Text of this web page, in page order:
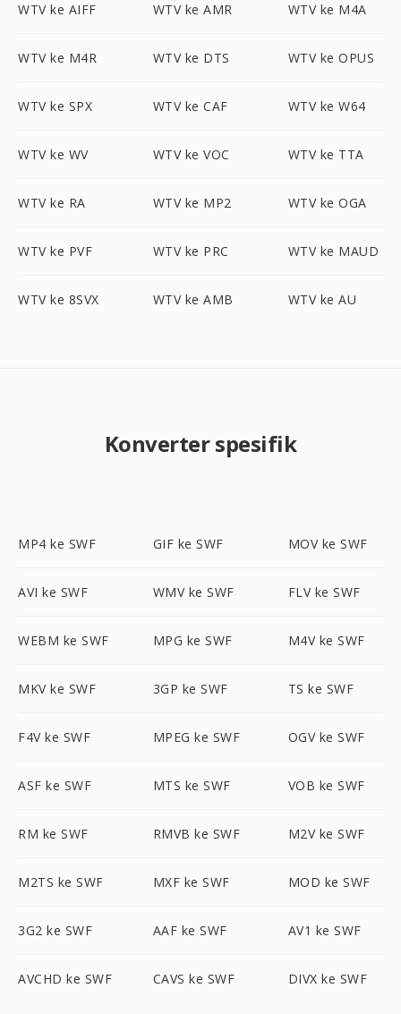
WTV ke AIFF WTV ke AMR WTV ke M4A
WTV ke M4R WTV ke DTS WTV ke OPUS
WTV ke SPX WTV ke CAF WTV ke W64
WTV ke WV WTV ke VOC WTV ke TTA
WTV ke RA WTV ke MP2 WTV ke OGA
WTV ke PVF WTV ke PRC WTV ke MAUD
WTV ke 8SVX WTV ke AMB WTV ke AU
Konverter spesifik
MP4 ke SWF GIF ke SWF MOV ke SWF
AVI ke SWF WMV ke SWF FLV ke SWF
WEBM ke SWF MPG ke SWF M4V ke SWF
MKV ke SWF 3GP ke SWF TS ke SWF
F4V ke SWF MPEG ke SWF OGV ke SWF
ASF ke SWF MTS ke SWF VOB ke SWF
RM ke SWF RMVB ke SWF M2V ke SWF
M2TS ke SWF MXF ke SWF MOD ke SWF
3G2 ke SWF AAF ke SWF AV1 ke SWF
AVCHD ke SWF CAVS ke SWF DIVX ke SWF